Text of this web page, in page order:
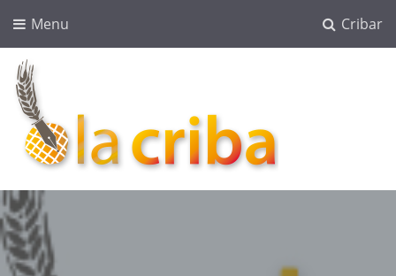
Cribar
Menu
lacriba.net
blog agroalimentario